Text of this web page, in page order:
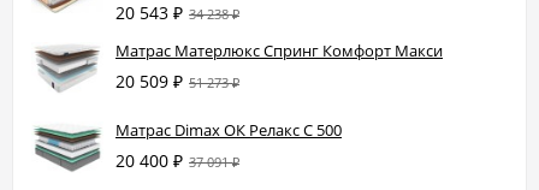
20 543 ₽ 34 238₽
Матрас Матерлюкс Спринг Комфорт Макси
20 509 ₽ 51 273₽
Матрас Dimax ОК Релакс С 500
20 400 ₽ 37 091₽